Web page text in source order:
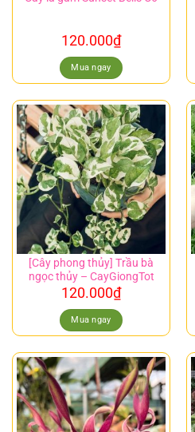
120.000₫
Mua ngay
[Cây phong thủy] Trầu bà
ngọc thủy – CayGiongTot
120.000₫
Mua ngay